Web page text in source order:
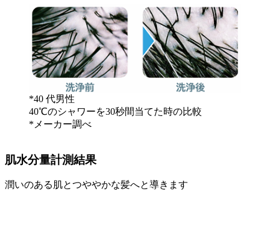
*40 代男性
40℃のシャワーを30秒間当てた時の比較
*メーカー調べ
肌水分量計測結果
潤いのある肌とつややかな髪へと導きます